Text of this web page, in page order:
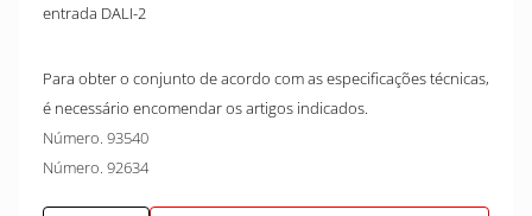
entrada DALI-2
Para obter o conjunto de acordo com as especificações técnicas,
é necessário encomendar os artigos indicados.
Número. 93540
Número. 92634